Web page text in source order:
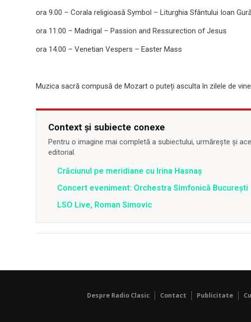
ora 9.00 – Corala religioasă Symbol – Liturghia Sfântului Ioan
ora 11.00 – Madrigal – Passion and Ressurection of Jesus
ora 14.00 – Venetian Vespers – Easter Mass
Muzica sacră compusă de Mozart o puteți asculta în zilele de
Context și subiecte conexe
Pentru o imagine mai completă a subiectului, urmărește și
editorial.
Crăciunul pe meridiane cu Irina Hasnaș
Concert eveniment: Orchestra Simfonică București
LSO Live, Roman Simovic
Despre Radio Clasic Contact Publicitate